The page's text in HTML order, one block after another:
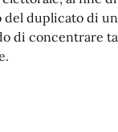
duplicato di
di concentrare